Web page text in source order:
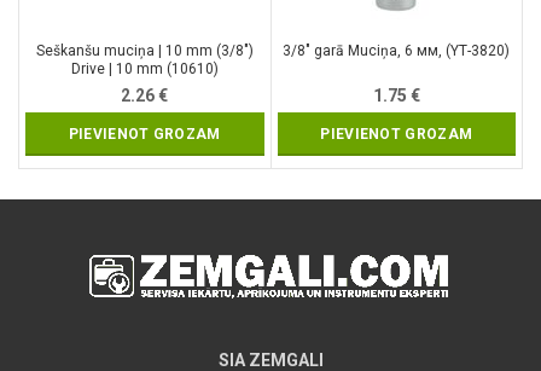
Seškanšu muciņa | 10 mm (3/8″)
Drive | 10 mm (10610)
2.26€
PIEVIENOT GROZAM
3/8″ garā Muciņa, 6 мм, (YТ-3820)
1.75 €
PIEVIENOT GROZAM
SIA ZEMGALI